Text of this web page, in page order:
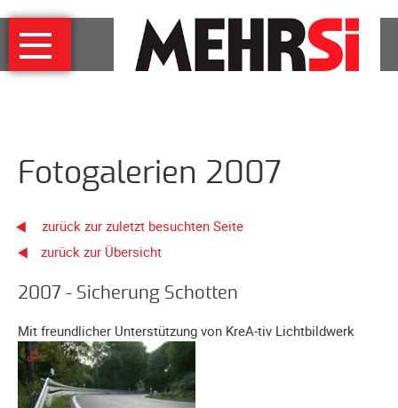
Navigation
überspringen
MEHRSi
Wer
Interview
Prominente
MEHRSi
Unterstützen
Spendenkonto
Fotogalerien 2007
zurück zur zuletzt besuchten Seite
zurück zur Übersicht
2007 - Sicherung Schotten
Mit freundlicher Unterstützung von KreA-tiv Lichtbildwerk